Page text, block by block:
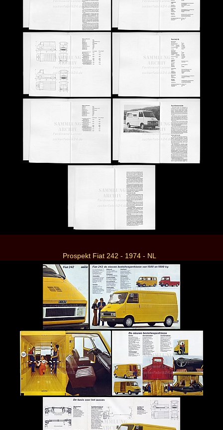
Prospekt Fiat 242 - 1974 - NL